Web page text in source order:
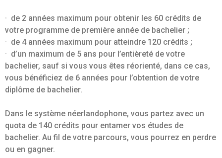
· de 2 années maximum pour obtenir les 60 crédits de
votre programme de première année de bachelier ;
· de 4 années maximum pour atteindre 120 crédits ;
· d’un maximum de 5 ans pour l’entièreté de votre
bachelier, sauf si vous vous êtes réorienté, dans ce cas,
vous bénéficiez de 6 années pour l’obtention de votre
diplôme de bachelier.
Dans le système néerlandophone, vous partez avec un
quota de 140 crédits pour entamer vos études de
bachelier. Au fil de votre parcours, vous pourrez en perdre
ou en gagner.